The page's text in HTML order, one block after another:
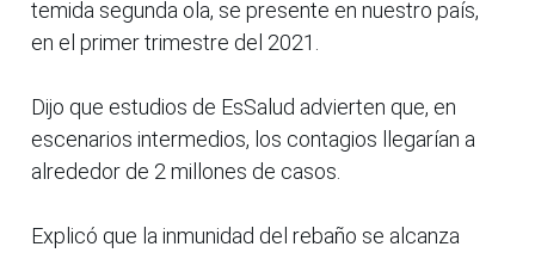
temida segunda ola, se presente en nuestro país,
en el primer trimestre del 2021.
Dijo que estudios de EsSalud advierten que, en
escenarios intermedios, los contagios llegarían a
alrededor de 2 millones de casos.
Explicó que la inmunidad del rebaño se alcanza